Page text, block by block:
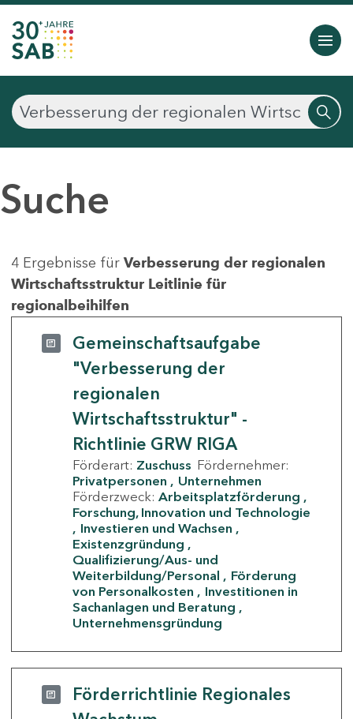
Suche
4 Ergebnisse für Verbesserung der regionalen
Wirtschaftsstruktur Leitlinie für
regionalbeihilfen
Gemeinschaftsaufgabe
"Verbesserung der
regionalen
Wirtschaftsstruktur" -
Richtlinie GRW RIGA
Förderart: Zuschuss Fördernehmer:
Privatpersonen
Unternehmen
Förderzweck: Arbeitsplatzförderung
Forschung, Innovation und Technologie
Investieren und Wachsen
Existenzgründung
Qualifizierung/Aus- und
Weiterbildung/Personal
Förderung
von Personalkosten
Investitionen in
Sachanlagen und Beratung
Unternehmensgründung
Förderrichtlinie Regionales